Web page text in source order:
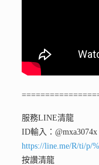
服務LINE清龍
ID輸入：@mxa3074x
https://line.me/R/ti/p/
按讚清龍